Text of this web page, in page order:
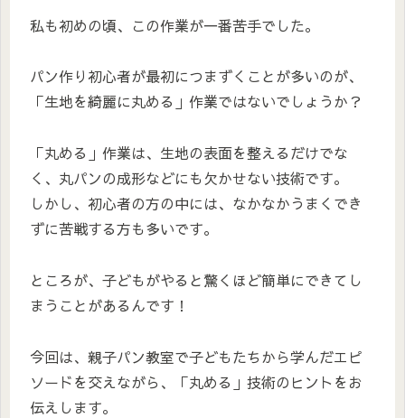
私も初めの頃、この作業が一番苦手でした。
パン作り初心者が最初につまずくことが多いのが、
「生地を綺麗に丸める」作業ではないでしょうか？
「丸める」作業は、生地の表面を整えるだけでな
く、丸パンの成形などにも欠かせない技術です。
しかし、初心者の方の中には、なかなかうまくでき
ずに苦戦する方も多いです。
ところが、子どもがやると驚くほど簡単にできてし
まうことがあるんです！
今回は、親子パン教室で子どもたちから学んだエピ
ソードを交えながら、「丸める」技術のヒントをお
伝えします。